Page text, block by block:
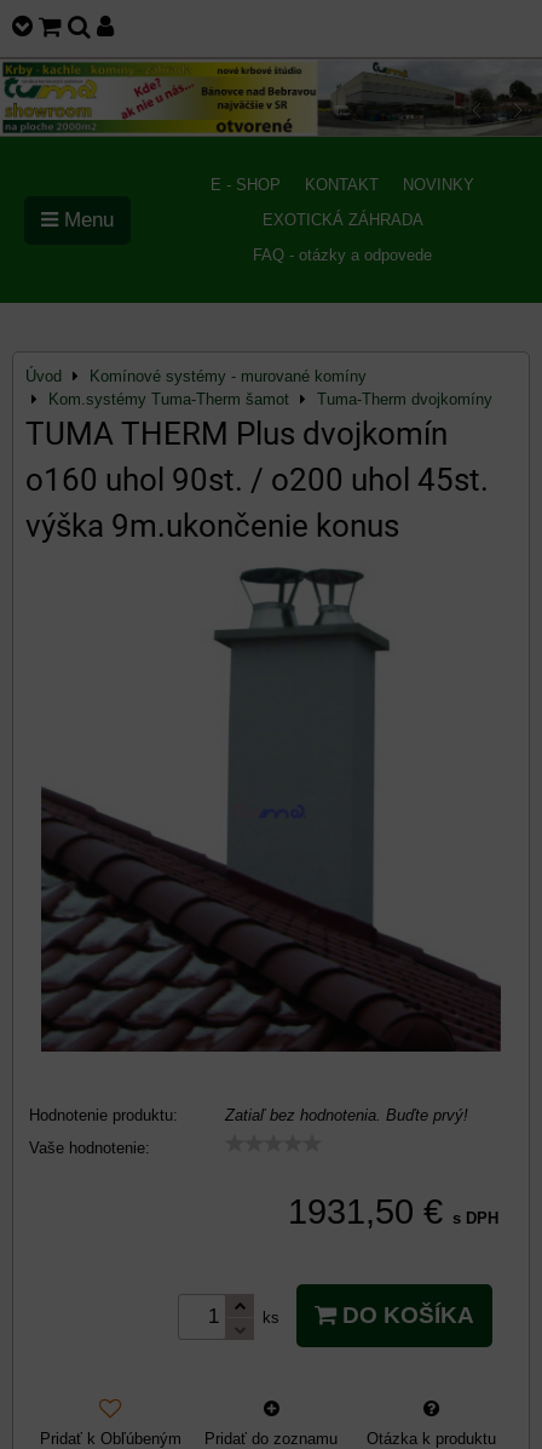
E - SHOP KONTAKT
NOVINKY
EXOTICKÁ ZÁHRADA
FAQ - otázky a odpovede
Menu
Úvod
Komínové systémy - murované komíny
Kom.systémy Tuma-Therm šamot
Tuma-Therm dvojkomíny
TUMA THERM Plus dvojkomín
o160 uhol 90st. / o200 uhol 45st.
výška 9m.ukončenie konus
Hodnotenie produktu:
Zatiaľ bez hodnotenia. Buďte prvý!
Vaše hodnotenie:
1931,50 € s DPH
ks DO KOŠÍKA
Pridať k Obľúbeným Pridať do zoznamu Otázka k produktu